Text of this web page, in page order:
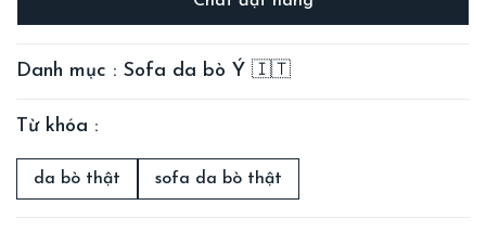
Danh mục : Sofa da bò Ý 🇮🇹
Từ khóa :
da bò thật sofa da bò thật